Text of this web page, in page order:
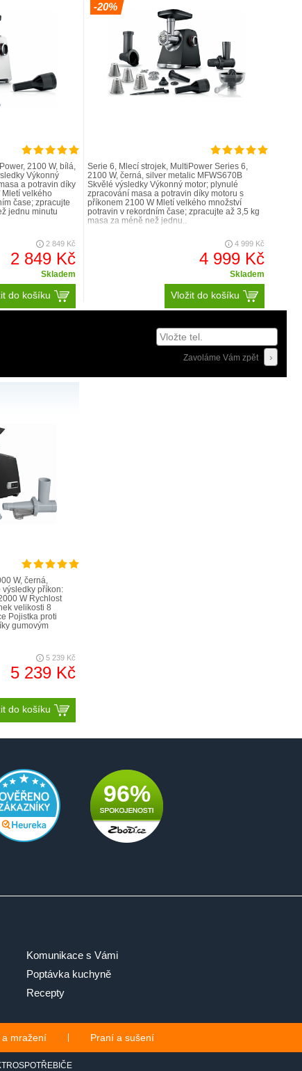
2100 W, bílá,
Výkonný
a potravin díky
Mletí velkého
čase; zpracujte
jednu minutu
2 849 Kč
2 849 Kč
Skladem
do košíku
-20%
Serie 6, Mlecí strojek, MultiPower Series 6,
2100 W, černá, silver metalic MFWS670B
Skvělé výsledky Výkonný motor; plynulé
zpracování masa a potravin díky motoru s
příkonem 2100 W Mletí velkého množství
potravin v rekordním čase; zpracujte až 3,5 kg
masa za méně než jednu..
4 999 Kč
4 999 Kč
Skladem
Vložit do košíku
Zavoláme Vám zpět
W, černá,
výsledky příkon:
W Rychlost
velikosti 8
Pojistka proti
gumovým
5 239 Kč
5 239 Kč
do košíku
96%
Komunikace s Vámi
Poptávka kuchyně
Recepty
mražení Praní a sušení